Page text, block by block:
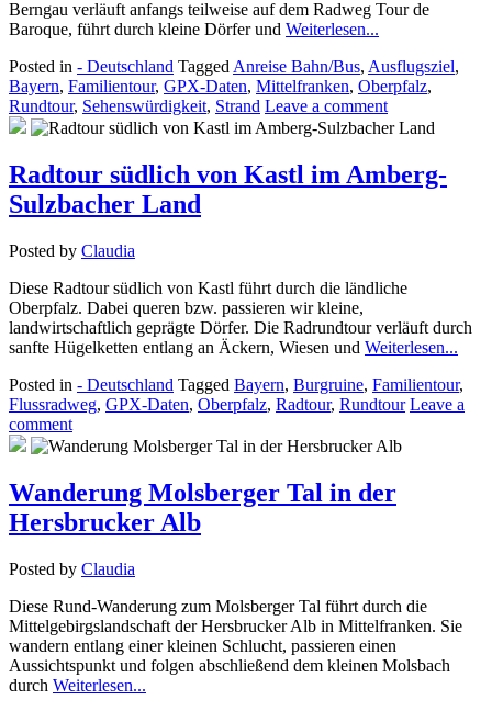
Berngau verläuft anfangs teilweise auf dem Radweg Tour de
Baroque, führt durch kleine Dörfer und Weiterlesen...
Posted in - Deutschland Tagged Anreise Bahn/Bus, Ausflugsziel,
Bayern, Familientour, GPX-Daten, Mittelfranken, Oberpfalz,
Rundtour, Sehenswürdigkeit, Strand Leave a comment
Radtour südlich von Kastl im Amberg-
Sulzbacher Land
Posted by Claudia
Diese Radtour südlich von Kastl führt durch die ländliche
Oberpfalz. Dabei queren bzw. passieren wir kleine,
landwirtschaftlich geprägte Dörfer. Die Radrundtour verläuft durch
sanfte Hügelketten entlang an Äckern, Wiesen und Weiterlesen...
Posted in - Deutschland Tagged Bayern, Burgruine, Familientour,
Flussradweg, GPX-Daten, Oberpfalz, Radtour, Rundtour Leave a
comment
Wanderung Molsberger Tal in der
Hersbrucker Alb
Posted by Claudia
Diese Rund-Wanderung zum Molsberger Tal führt durch die
Mittelgebirgslandschaft der Hersbrucker Alb in Mittelfranken. Sie
wandern entlang einer kleinen Schlucht, passieren einen
Aussichtspunkt und folgen abschließend dem kleinen Molsbach
durch Weiterlesen...